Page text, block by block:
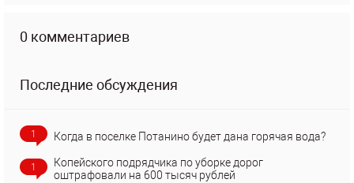
0 комментариев
Последние обсуждения
1 Когда в поселке Потанино будет дана горячая вода?
1
Копейского подрядчика по уборке дорог
оштрафовали на 600 тысяч рублей